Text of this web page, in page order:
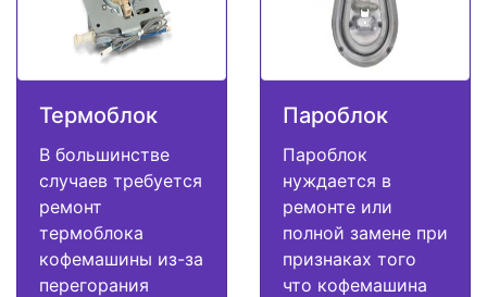
Термоблок
В большинстве
случаев требуется
ремонт
термоблока
кофемашины из-за
перегорания
Пароблок
Пароблок
нуждается в
ремонте или
полной замене при
признаках того
что кофемашина